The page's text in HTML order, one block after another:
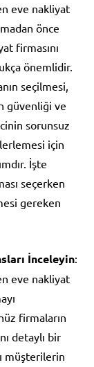
eve nakliyat
önce
firmasını
önemlidir.
seçilmesi,
güvenliği ve
sorunsuz
için
İşte
seçerken
gereken
İnceleyin:
eve nakliyat
firmaların
detaylı bir
müşterilerin